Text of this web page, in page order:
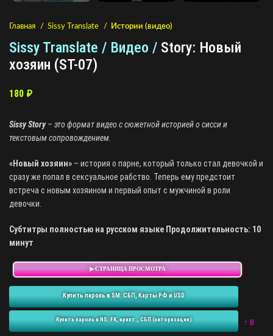
Главная Sissy Translate Истории (видео)
Sissy Translate / Видео / Story: Новый
хозяин (ST-07)
180 ₽
Sissy Story– это формат видео с сюжетной историей о сисси и
текстовым сопровождением.
«Новый хозяин» – история о парне, который только стал девочкой и
сразу же попал в сексуальное рабство. Теперь ему предстоит
встреча с новым хозяином и первый опыт с мужчиной в роли
девочки.
Субтитры полностью на русском языке Продолжительность: 10
минут
▶ СТРАНИЦА ПРОСМОТРА
Купить пароль в SM: СБП, Карты РФ и USD
Купить пароль в NS: FK, крипт., СБП (авторизация) ↑ В